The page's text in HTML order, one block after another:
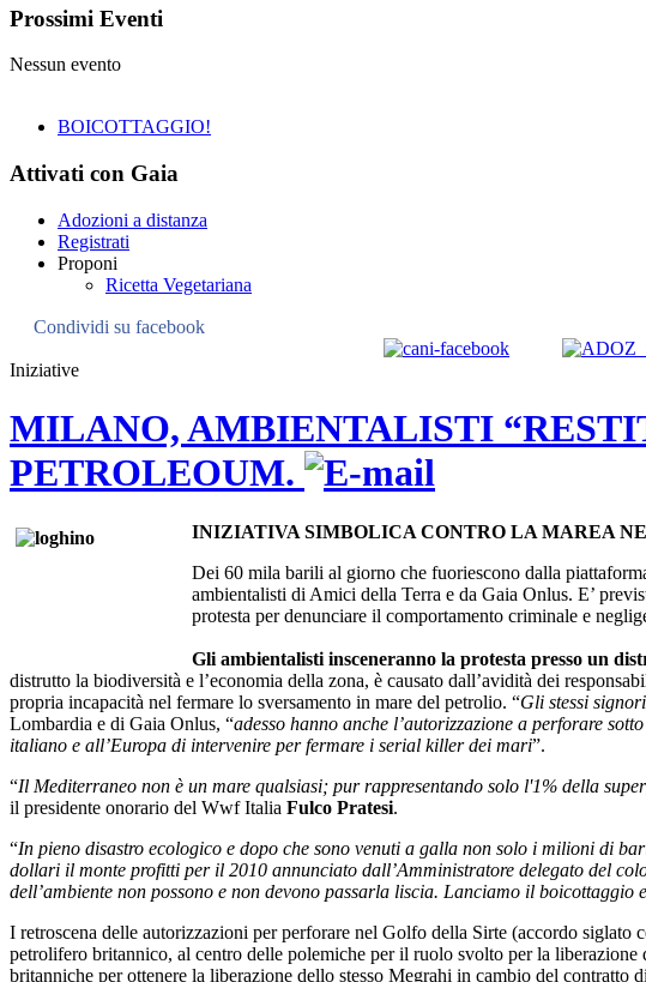
Prossimi Eventi
Nessun evento
BOICOTTAGGIO!
Attivati con Gaia
Adozioni a distanza
Registrati
Proponi
Ricetta Vegetariana
Condividi su facebook
Iniziative
MILANO, AMBIENTALISTI
PETROLEOUM.
INIZIATIVA SIMBOLICA CONTRO LA MAREA
Dei 60 mila barili al giorno che fuoriescono dalla
ambientalisti di Amici della Terra e da Gaia Onlus. E’
protesta per denunciare il comportamento criminale e
Gli ambientalisti insceneranno la protesta presso un
distrutto la biodiversità e l’economia della zona, è causato dall’avidità dei
propria incapacità nel fermare lo sversamento in mare del petrolio. “Gli stessi
Lombardia e di Gaia Onlus, “adesso hanno anche l’autorizzazione a perforare
italiano e all’Europa di intervenire per fermare i serial killer dei mari”.
“Il Mediterraneo non è un mare qualsiasi; pur rappresentando solo l'1% della
il presidente onorario del Wwf Italia Fulco Pratesi.
“In pieno disastro ecologico e dopo che sono venuti a galla non solo i milioni di
dollari il monte profitti per il 2010 annunciato dall’Amministratore delegato del
dell’ambiente non possono e non devono passarla liscia. Lanciamo il
I retroscena delle autorizzazioni per perforare nel Golfo della Sirte (accordo
petrolifero britannico, al centro delle polemiche per il ruolo svolto per la
britanniche per ottenere la liberazione dello stesso Megrahi in cambio del